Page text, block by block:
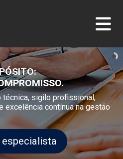
sigilo profissional,
excelência contínua na gestão